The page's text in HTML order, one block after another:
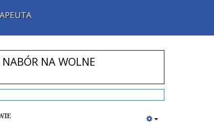
NA WOLNE